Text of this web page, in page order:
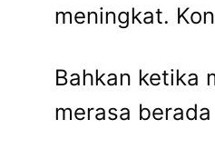
meningkat.
Bahkan ketika
merasa